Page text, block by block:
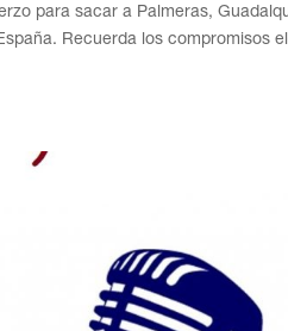
para sacar a Palmeras,
Recuerda los compromisos